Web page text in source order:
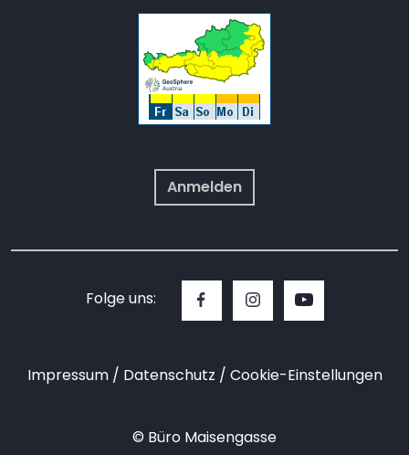
Anmelden
Folge uns:
Impressum Datenschutz Cookie-Einstellungen
© Büro Maisengasse